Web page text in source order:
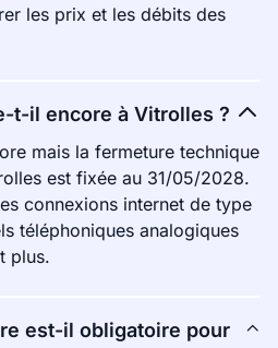
les prix et les débits des
t-il encore à Vitrolles ?
mais la fermeture technique
est fixée au 31/05/2028.
connexions internet de type
téléphoniques analogiques
plus.
est-il obligatoire pour